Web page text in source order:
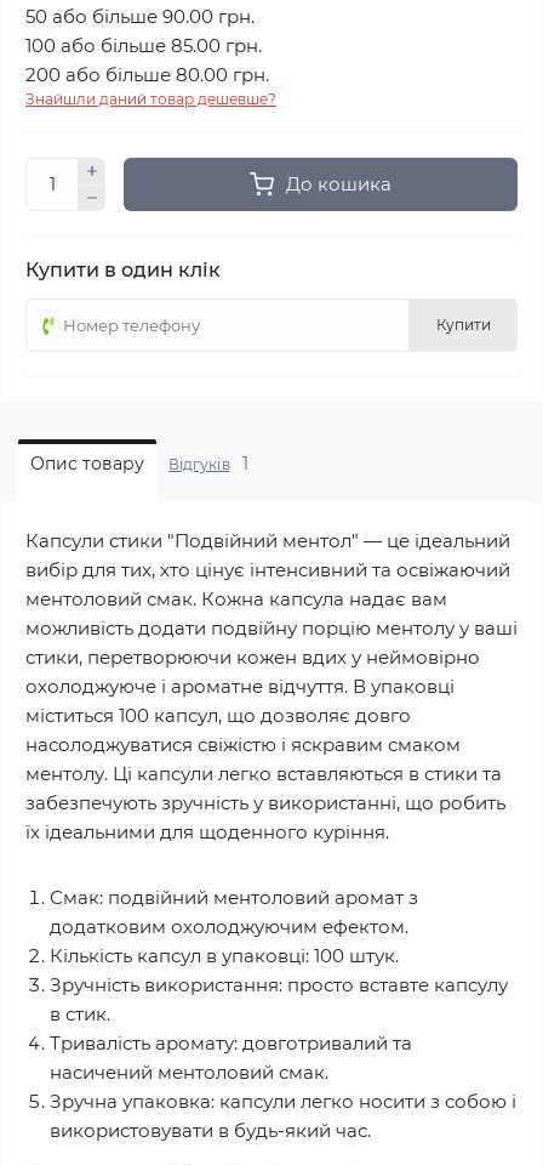
50 або більше 90.00 грн.
100 або більше 85.00 грн.
200 або більше 80.00 грн.
Знайшли даний товар дешевше?
До кошика
Купити в один клік
Купити
Опис товару Відгуків 1
Капсули стики "Подвійний ментол" — це ідеальний
вибір для тих, хто цінує інтенсивний та освіжаючий
ментоловий смак. Кожна капсула надає вам
можливість додати подвійну порцію ментолу у ваші
стики, перетворюючи кожен вдих у неймовірно
охолоджуюче і ароматне відчуття. В упаковці
міститься 100 капсул, що дозволяє довго
насолоджуватися свіжістю і яскравим смаком
ментолу. Ці капсули легко вставляються в стики та
забезпечують зручність у використанні, що робить
їх ідеальними для щоденного куріння.
Смак: подвійний ментоловий аромат з
додатковим охолоджуючим ефектом.
Кількість капсул в упаковці: 100 штук.
Зручність використання: просто вставте капсулу
в стик.
Тривалість аромату: довготривалий та
насичений ментоловий смак.
Зручна упаковка: капсули легко носити з собою і
використовувати в будь-який час.